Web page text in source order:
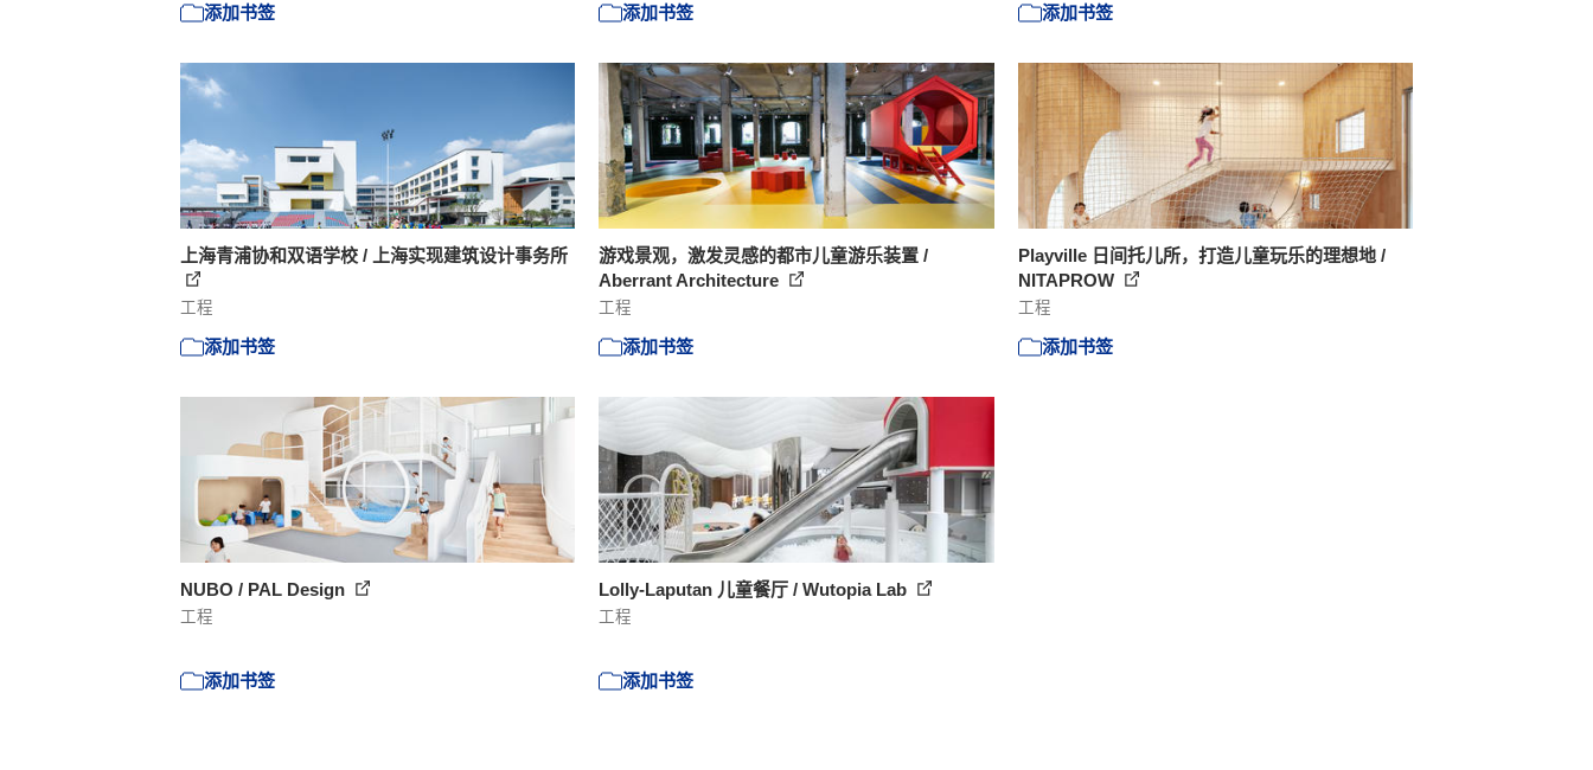
添加书签 添加书签 添加书签
上海青浦协和双语学校 / 上海实现建筑设计事务所
工程
添加书签
游戏景观，激发灵感的都市儿童游乐装置 /
Aberrant Architecture
工程
添加书签
Playville 日间托儿所，打造儿童玩乐的理想地 /
NITAPROW
工程
添加书签
NUBO / PAL Design
工程
添加书签
Lolly-Laputan 儿童餐厅 / Wutopia Lab
工程
添加书签